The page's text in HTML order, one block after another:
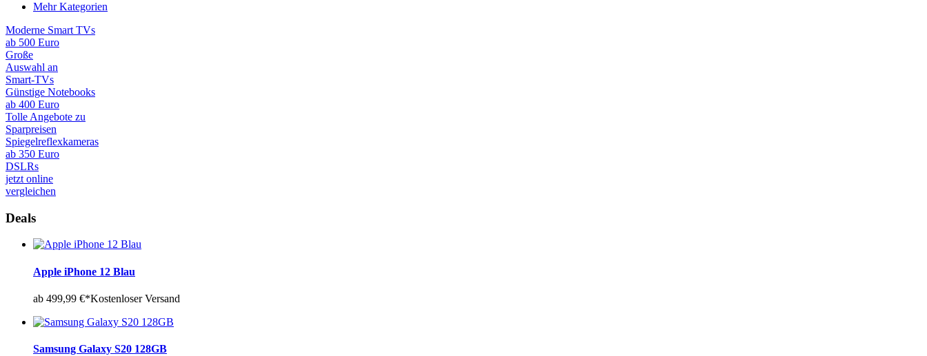
Mehr Kategorien
Moderne Smart TVs
ab 500 Euro
Große
Auswahl an
Smart-TVs
Günstige Notebooks
ab 400 Euro
Tolle Angebote zu
Sparpreisen
Spiegelreflexkameras
ab 350 Euro
DSLRs
jetzt online
vergleichen
Deals
Apple iPhone 12 Blau
ab 499,99 €*Kostenloser Versand
Samsung Galaxy S20 128GB